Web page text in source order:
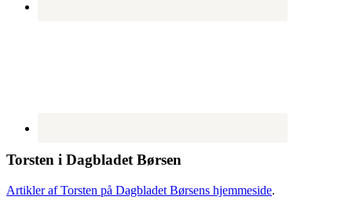
Torsten i Dagbladet Børsen
Artikler af Torsten på Dagbladet Børsens hjemmeside.